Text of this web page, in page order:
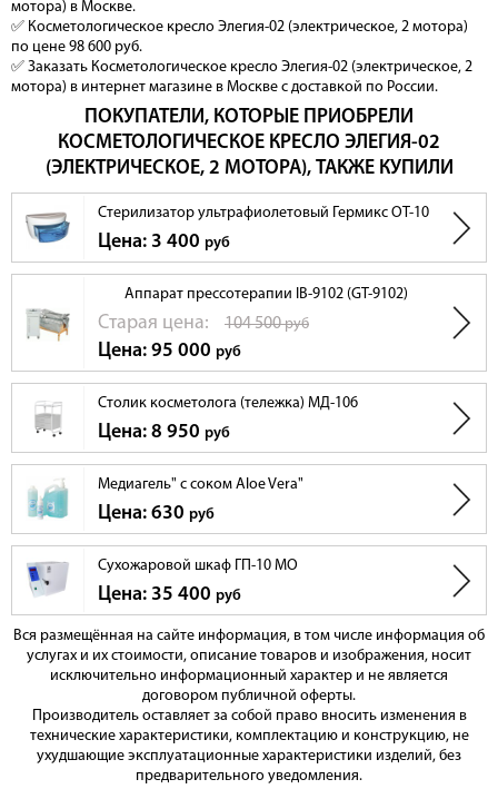
мотора) в Москве.
✅ Косметологическое кресло Элегия-02 (электрическое, 2 мотора)
по цене 98 600 руб.
✅ Заказать Косметологическое кресло Элегия-02 (электрическое, 2
мотора) в интернет магазине в Москве с доставкой по России.
ПОКУПАТЕЛИ, КОТОРЫЕ ПРИОБРЕЛИ
КОСМЕТОЛОГИЧЕСКОЕ КРЕСЛО ЭЛЕГИЯ-02
(ЭЛЕКТРИЧЕСКОЕ, 2 МОТОРА), ТАКЖЕ КУПИЛИ
Стерилизатор ультрафиолетовый Гермикс ОТ-10
Цена: 3 400 руб
Аппарат прессотерапии IB-9102 (GT-9102)
Cтарая цена: 104 500руб
Цена: 95 000 руб
Столик косметолога (тележка) МД-106
Цена: 8 950 руб
Медиагель" с соком Aloe Vera"
Цена: 630 руб
Сухожаровой шкаф ГП-10 МО
Цена: 35 400 руб
Вся размещённая на сайте информация, в том числе информация об
услугах и их стоимости, описание товаров и изображения, носит
исключительно информационный характер и не является
договором публичной оферты.
Производитель оставляет за собой право вносить изменения в
технические характеристики, комплектацию и конструкцию, не
ухудшающие эксплуатационные характеристики изделий, без
предварительного уведомления.